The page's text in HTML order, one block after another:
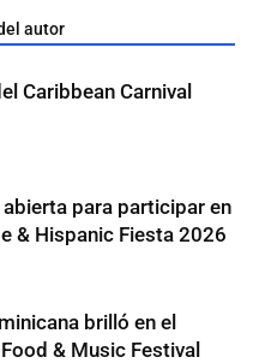
autor
Caribbean Carnival
para participar en
& Hispanic Fiesta 2026
brilló en el
& Music Festival